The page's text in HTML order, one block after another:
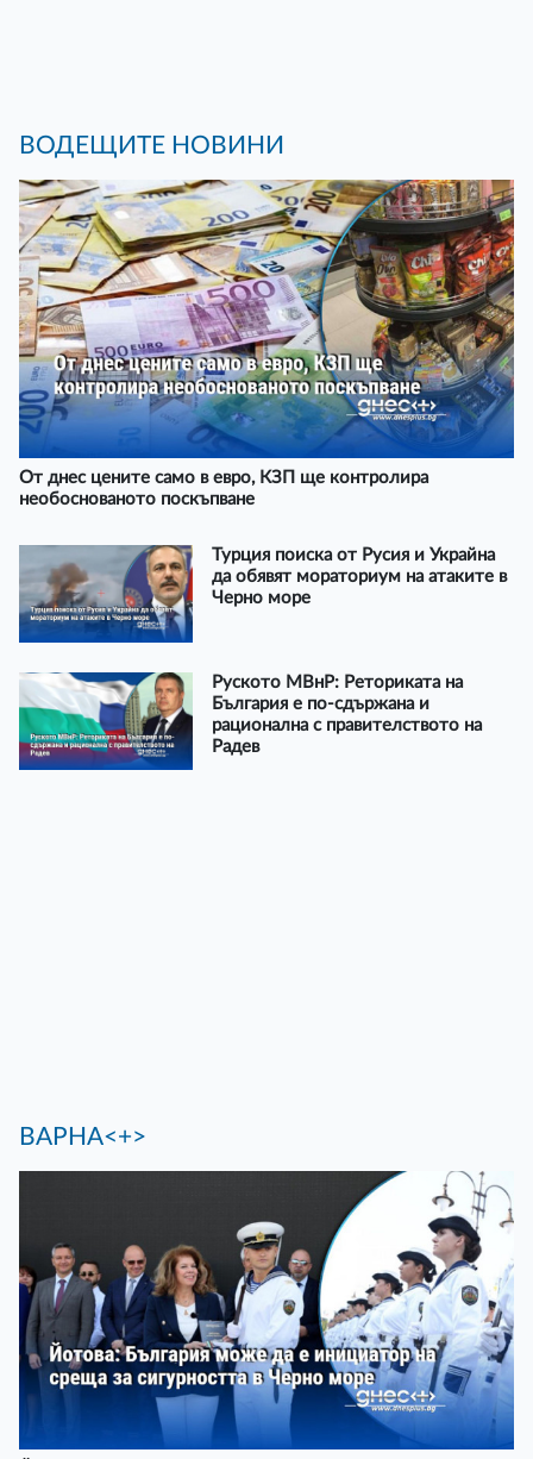
ВОДЕЩИТЕ НОВИНИ
От днес цените само в евро, КЗП ще контролира
необоснованото поскъпване
Турция поиска от Русия и Украйна
да обявят мораториум на атаките в
Черно море
Руското МВнР: Реториката на
България е по-сдържана и
рационална с правителството на
Радев
ВАРНА<+>